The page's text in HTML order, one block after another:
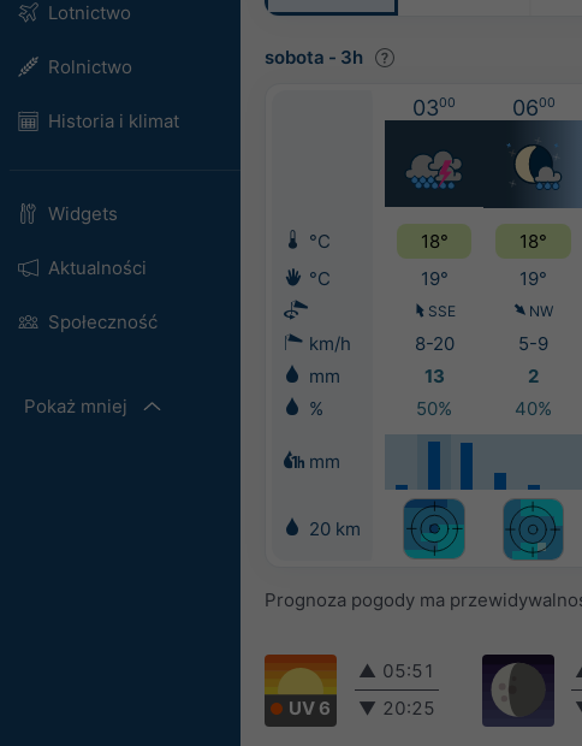
Lotnictwo
Rolnictwo
Historia i klimat
Widgets
Aktualności
Społeczność
Pokaż mniej
sobota - 3h
0300 0600
°C 18° 18°
°C
19° 19°
SSE NW
km/h 8-20 5-9
mm
13 2
%
50% 40%
mm
20 km
Prognoza pogody ma
UV 6
▲ 05:51
▼ 20:25